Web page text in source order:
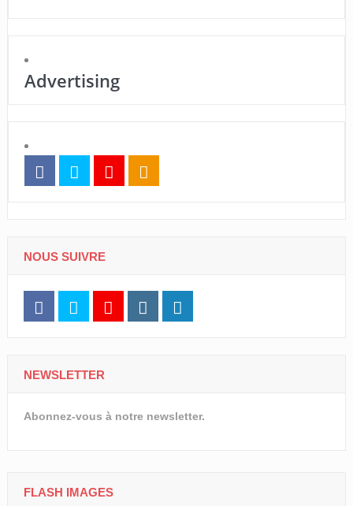
Advertising
NOUS SUIVRE
NEWSLETTER
Abonnez-vous à notre newsletter.
FLASH IMAGES